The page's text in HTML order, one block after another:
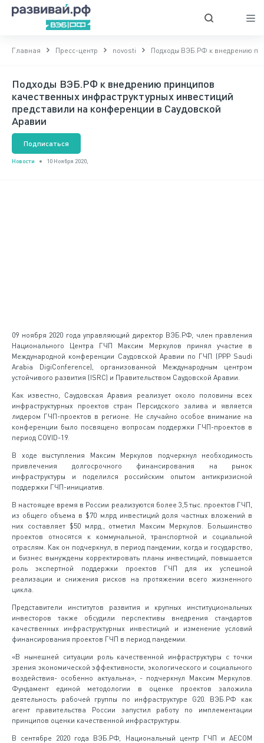
Главная Пресс-центр novosti Подходы ВЭБ.РФ к внедрению
Подходы ВЭБ.РФ к внедрению принципов
качественных инфраструктурных инвестиций
представили на конференции в Саудовской
Аравии
Подписаться
Новости 10 Ноября 2020,
09 ноября 2020 года управляющий директор ВЭБ.РФ, член правления
Национального Центра ГЧП Максим Меркулов принял участие в
Международной конференции Саудовской Аравии по ГЧП (PPP Saudi
Arabia DigiConference), организованной Международным центром
устойчивого развития (ISRC) и Правительством Саудовской Аравии.
Как известно, Саудовская Аравия реализует около половины всех
инфраструктурных проектов стран Персидского залива и является
лидером ГЧП-проектов в регионе. Не случайно особое внимание на
конференции было посвящено вопросам поддержки ГЧП-проектов в
период COVID-19.
В ходе выступления Максим Меркулов подчеркнул необходимость
привлечения долгосрочного финансирования на рынок
инфраструктуры и поделился российским опытом антикризисной
поддержки ГЧП-инициатив.
В настоящее время в России реализуются более 3,5 тыс. проектов ГЧП,
из общего объема в $70 млрд инвестиций доля частных вложений в
них составляет $50 млрд., отметил Максим Меркулов. Большинство
проектов относятся к коммунальной, транспортной и социальной
отраслям. Как он подчеркнул, в период пандемии, когда и государство,
и бизнес вынуждены корректировать планы инвестиций, повышается
роль экспертной поддержки проектов ГЧП для их успешной
реализации и снижения рисков на протяжении всего жизненного
цикла.
Представители институтов развития и крупных институциональных
инвесторов также обсудили перспективы внедрения стандартов
качественных инфраструктурных инвестиций и изменение условий
финансирования проектов ГЧП в период пандемии.
«В нынешней ситуации роль качественной инфраструктуры с точки
зрения экономической эффективности, экологического и социального
воздействия- особенно актуальна», - подчеркнул Максим Меркулов.
Фундамент единой методологии в оценке проектов заложила
деятельность рабочей группы по инфраструктуре G20. ВЭБ.РФ как
агент правительства России запустил работу по имплементации
принципов оценки качественной инфраструктуры.
В сентябре 2020 года ВЭБ.РФ, Национальный центр ГЧП и AECOM